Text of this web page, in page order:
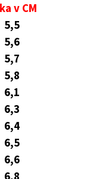
v CM
5,5
5,6
5,7
5,8
6,1
6,3
6,4
6,5
6,6